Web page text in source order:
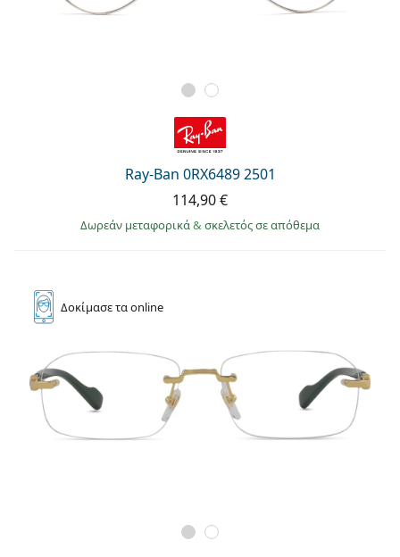
Ray-Ban 0RX6489 2501
114,90 €
Δωρεάν μεταφορικά& σκελετός σε απόθεμα
Δοκίμασετα online